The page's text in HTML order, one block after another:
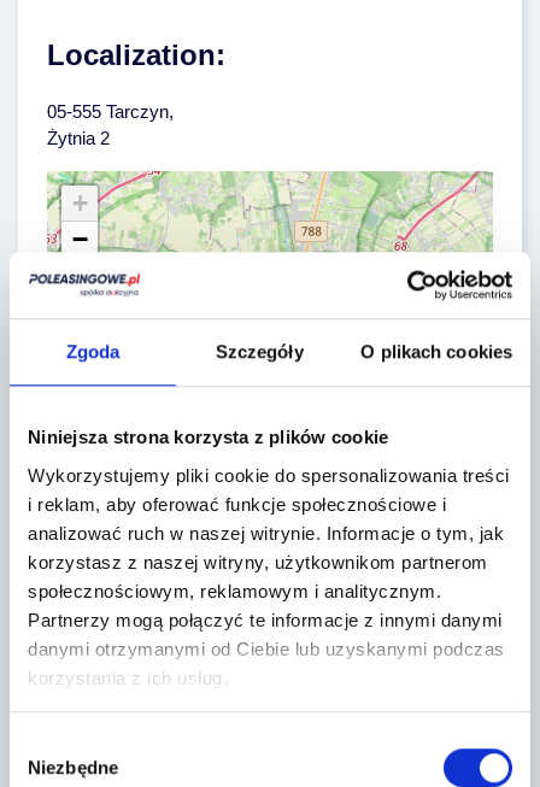
Zgoda Szczegóły O plikach cookies
Niniejsza strona korzysta z plików cookie
Wykorzystujemy pliki cookie do spersonalizowania treści
i reklam, aby oferować funkcje społecznościowe i
analizować ruch w naszej witrynie. Informacje o tym, jak
korzystasz z naszej witryny, użytkownikom partnerom
społecznościowym, reklamowym i analitycznym.
Partnerzy mogą połączyć te informacje z innymi danymi
danymi otrzymanymi od Ciebie lub uzyskanymi podczas
korzystania z ich usług.
zgody
Niezbędne
Localization:
05-555 Tarczyn,
Żytnia 2
+
−
Leaflet OpenStreetMap
CONTACT FORM